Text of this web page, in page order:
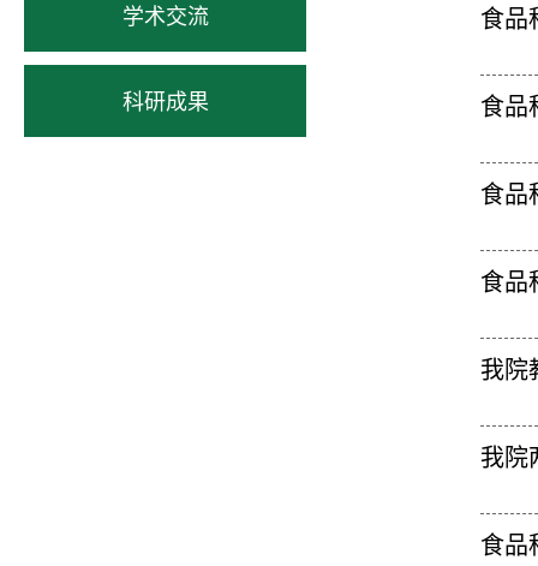
学术交流
科研成果
食品
食品
食品
食品
我院
我院
食品